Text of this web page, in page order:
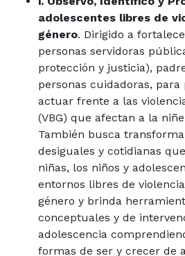
adolescentes libres de
género. Dirigido a
personas servidoras
protección y justicia),
personas cuidadoras,
actuar frente a las
(VBG) que afectan a la
También busca
desiguales y cotidianas
niñas, los niños y
entornos libres de
género y brinda
conceptuales y de
adolescencia
formas de ser y crecer de